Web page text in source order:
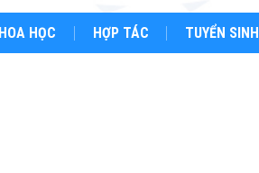
HỌC HỢP TÁC TUYỂN SINH